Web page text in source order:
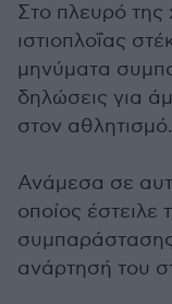
Στο πλευρό της
ιστιοπλοΐας
μηνύματα
δηλώσεις για
στον αθλητισμό.
Ανάμεσα σε
οποίος έστειλε
ανάρτησή του